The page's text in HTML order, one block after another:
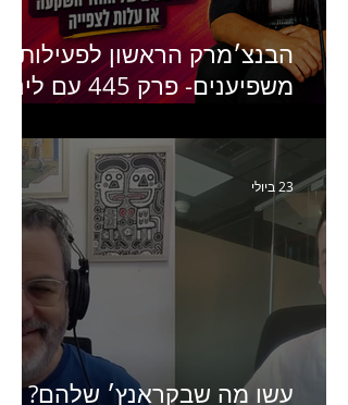
הבנצ׳מרק הראשון לפעילות
משפיענים- פרק 445 עם לינוי
Humanz ישראל
עשו מה שבקראנץ׳ שלהם?
23 ביולי